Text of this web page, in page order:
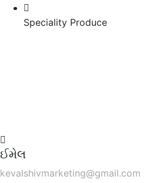
Speciality Produce
ઈમેલ
kevalshivmarketing@gmail.com